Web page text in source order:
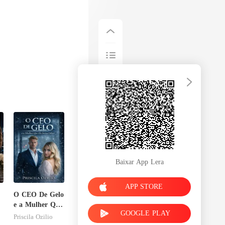
O CEO De Gelo
e a Mulher Que
Ele Jurou
Priscila Ozilio
Baixar App Lera
APP STORE
GOOGLE PLAY